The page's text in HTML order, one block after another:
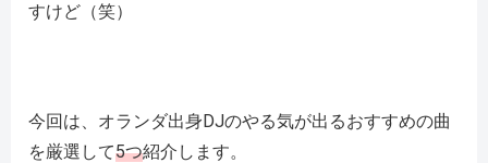
すけど（笑）
今回は、オランダ出身DJのやる気が出るおすすめの曲
を厳選して5つ紹介します。